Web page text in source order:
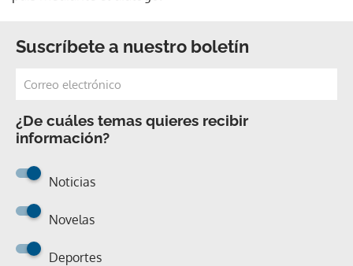
Suscríbete a nuestro boletín
¿De cuáles temas quieres recibir
información?
Noticias
Novelas
Deportes